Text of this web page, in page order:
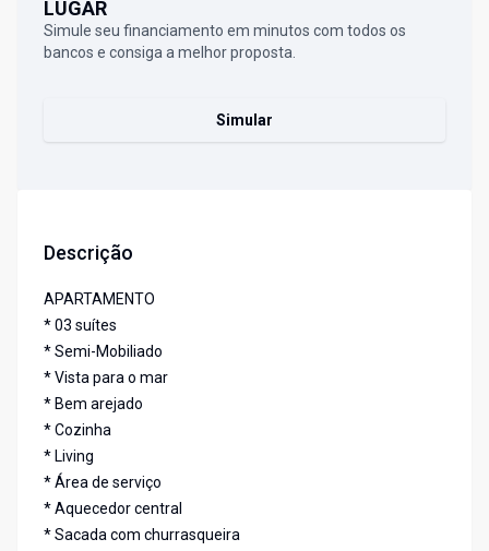
LUGAR
Simule seu financiamento em minutos com todos os
bancos e consiga a melhor proposta.
Simular
Descrição
APARTAMENTO
* 03 suítes
* Semi-Mobiliado
* Vista para o mar
* Bem arejado
* Cozinha
* Living
* Área de serviço
* Aquecedor central
* Sacada com churrasqueira